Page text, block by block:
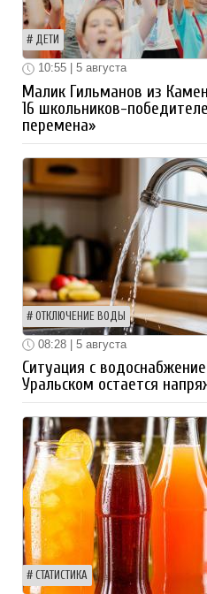
ДЕТИ
10:55 | 5 августа
Малик Гильманов из
16 школьников-
перемена»
ОТКЛЮЧЕНИЕ ВОДЫ
08:28 | 5 августа
Ситуация с
Уральском остается
СТАТИСТИКА